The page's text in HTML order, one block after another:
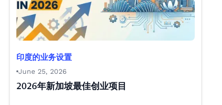
印度的业务设置
June 25, 2026
2026年新加坡最佳创业项目